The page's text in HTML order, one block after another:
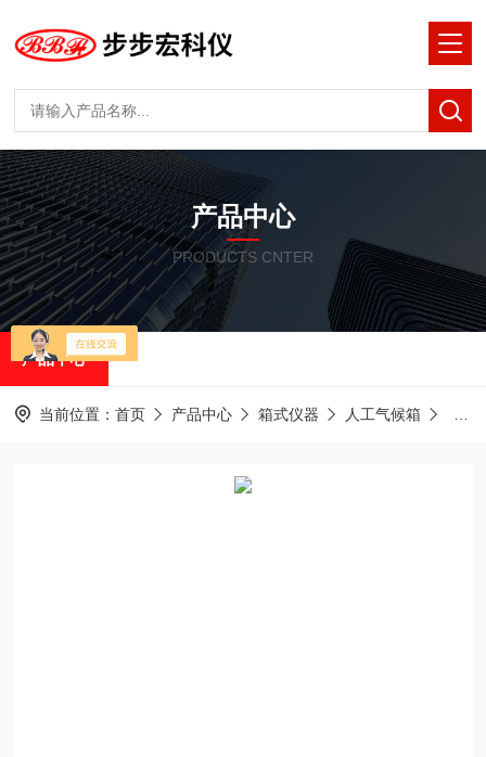
产品中心
PRODUCTS CNTER
产品中心
当前位置： 首页 产品中心 箱式仪器 人工气候箱